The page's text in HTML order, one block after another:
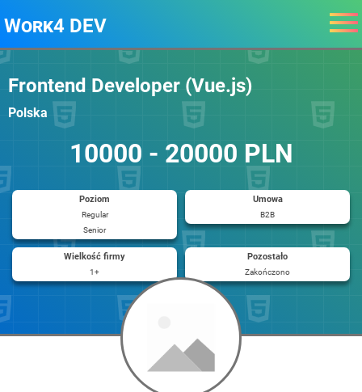
Work4 DEV
Frontend Developer (Vue.js)
Polska
10000 - 20000 PLN
Poziom
Regular
Senior
Umowa
B2B
Wielkość firmy
1+
Pozostało
Zakończono